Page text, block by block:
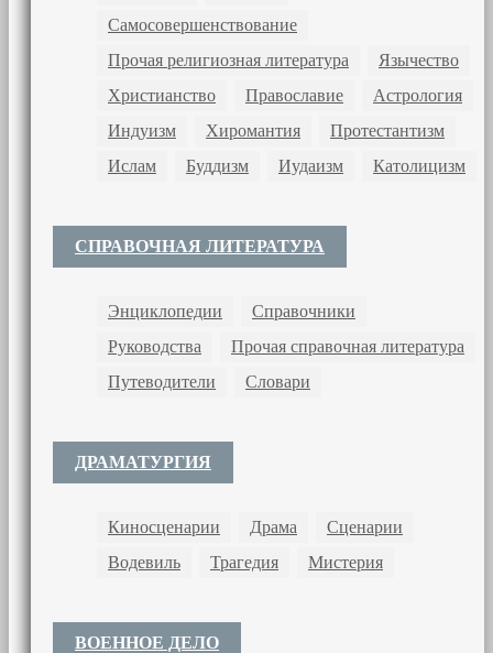
Самосовершенствование
Прочая религиозная литература
Язычество
Христианство
Православие
Астрология
Индуизм
Хиромантия
Протестантизм
Ислам
Буддизм Иудаизм Католицизм
СПРАВОЧНАЯ ЛИТЕРАТУРА
Энциклопедии
Справочники
Руководства
Прочая справочная литература
Путеводители
Словари
ДРАМАТУРГИЯ
Киносценарии Драма
Сценарии
Водевиль
Трагедия Мистерия
ВОЕННОЕ ДЕЛО